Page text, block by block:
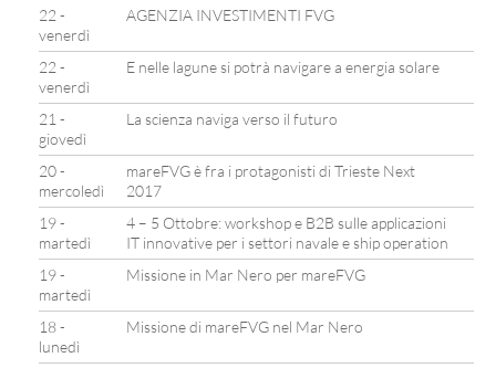
22 -
venerdì
AGENZIA INVESTIMENTI FVG
22 -
venerdì
E nelle lagune si potrà navigare a energia solare
21 -
giovedì
La scienza naviga verso il futuro
20 -
mercoledì
mareFVG è fra i protagonisti di Trieste Next
2017
19 -
martedì
4 – 5 Ottobre: workshop e B2B sulle applicazioni
IT innovative per i settori navale e ship operation
19 -
martedì
Missione in Mar Nero per mareFVG
18 -
lunedì
Missione di mareFVG nel Mar Nero